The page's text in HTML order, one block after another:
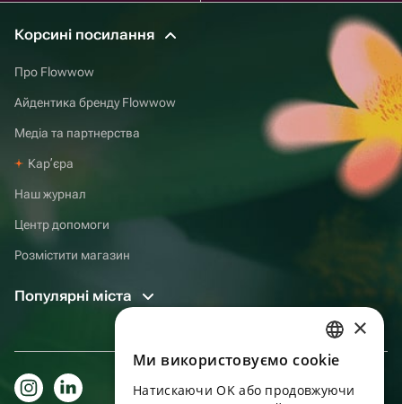
Корсині посилання
Про Flowwow
Айдентика бренду Flowwow
Медіа та партнерства
Карʼєра
Наш журнал
Центр допомоги
Розмістити магазин
Популярні міста
RUSSIAN
ENGLISH
×
Ми використовуємо cookie
Натискаючи OK або продовжуючи